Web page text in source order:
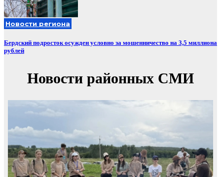
Новости региона
Бердский подросток осужден условно за мошенничество на 3,5 миллиона
рублей